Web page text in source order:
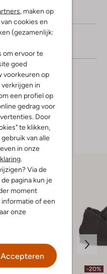
, maken op
cookies en
(gezamenlijk:
om ervoor te
goed
voorkeuren op
in
een profiel op
gedrag voor
Door
te klikken,
van alle
in onze
Via de
pagina kun je
moment
of een
onze
Accepteren
4/5
-20%